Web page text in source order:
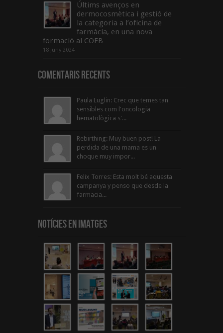
Últims avenços en
dermocosmètica i gestió de
la categoria a l’oficina de
farmàcia, en una nova
formació al COFB
18 juny 2024
Comentaris Recents
Paula Luglin: Crec que temes tan
sensibles com l'oncologia
hematològica s'...
Rebirthing: Muy buen post! La
perdida de una mama es un
choque muy impor...
Felix Torres: Esta molt bé aquesta
campanya y penso que desde la
farmacia...
Notícies en Imatges